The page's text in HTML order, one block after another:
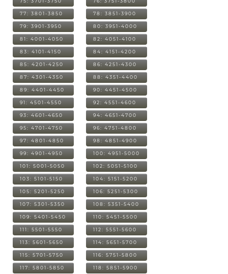
77: 3801-3850 78: 3851-3900
79: 3901-3950 80: 3951-4000
81: 4001-4050 82: 4051-4100
83: 4101-4150 84: 4151-4200
85: 4201-4250 86: 4251-4300
87: 4301-4350 88: 4351-4400
89: 4401-4450 90: 4451-4500
91: 4501-4550 92: 4551-4600
93: 4601-4650 94: 4651-4700
95: 4701-4750 96: 4751-4800
97: 4801-4850 98: 4851-4900
99: 4901-4950 100: 4951-5000
101: 5001-5050 102: 5051-5100
103: 5101-5150 104: 5151-5200
105: 5201-5250 106: 5251-5300
107: 5301-5350 108: 5351-5400
109: 5401-5450 110: 5451-5500
111: 5501-5550 112: 5551-5600
113: 5601-5650 114: 5651-5700
115: 5701-5750 116: 5751-5800
117: 5801-5850 118: 5851-5900